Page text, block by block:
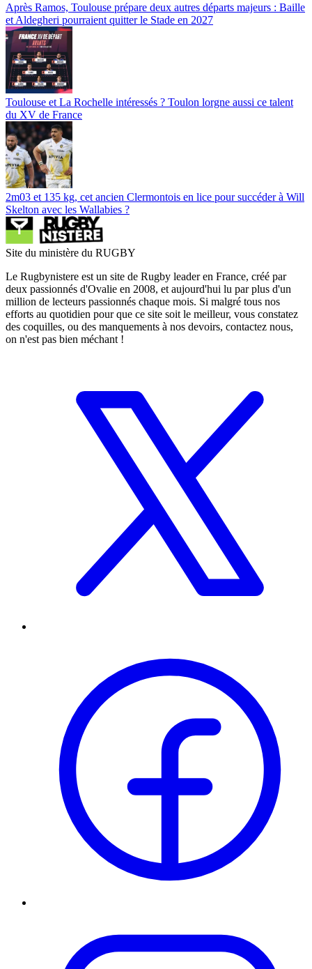
Après Ramos, Toulouse prépare deux autres départs majeurs : Baille
et Aldegheri pourraient quitter le Stade en 2027
Toulouse et La Rochelle intéressés ? Toulon lorgne aussi ce talent
du XV de France
2m03 et 135 kg, cet ancien Clermontois en lice pour succéder à Will
Skelton avec les Wallabies ?
Site du ministère du RUGBY
Le Rugbynistere est un site de Rugby leader en France, créé par
deux passionnés d'Ovalie en 2008, et aujourd'hui lu par plus d'un
million de lecteurs passionnés chaque mois. Si malgré tous nos
efforts au quotidien pour que ce site soit le meilleur, vous constatez
des coquilles, ou des manquements à nos devoirs, contactez nous,
on n'est pas bien méchant !